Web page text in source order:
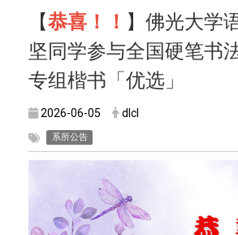
【恭喜！！ 】佛光大学
坚同学参与全国硬笔书
专组楷书「优选」
2026-06-05 dlcl
系所公告